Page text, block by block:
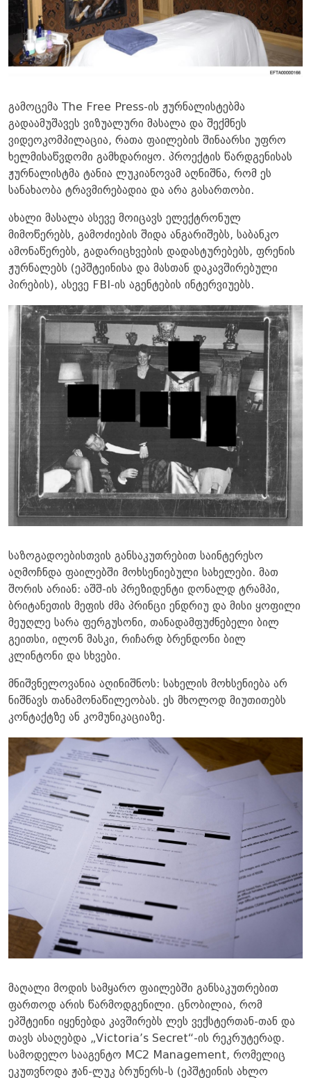
გამოცემა The Free Press-ის ჟურნალისტებმა
გადაამუშავეს ვიზუალური მასალა და შექმნეს
ვიდეოკომპილაცია, რათა ფაილების შინაარსი უფრო
ხელმისაწვდომი გამხდარიყო. პროექტის წარდგენისას
ჟურნალისტმა ტანია ლუკიანოვამ აღნიშნა, რომ ეს
სანახაობა ტრავმირებადია და არა გასართობი.
ახალი მასალა ასევე მოიცავს ელექტრონულ
მიმოწერებს, გამოძიების შიდა ანგარიშებს, საბანკო
ამონაწერებს, გადარიცხვების დადასტურებებს, ფრენის
ჟურნალებს (ეპშტეინისა და მასთან დაკავშირებული
პირების), ასევე FBI-ის აგენტების ინტერვიუებს.
საზოგადოებისთვის განსაკუთრებით საინტერესო
აღმოჩნდა ფაილებში მოხსენიებული სახელები. მათ
შორის არიან: აშშ-ის პრეზიდენტი დონალდ ტრამპი,
ბრიტანეთის მეფის ძმა პრინცი ენდრიუ და მისი ყოფილი
მეუღლე სარა ფერგუსონი, თანადამფუძნებელი ბილ
გეითსი, ილონ მასკი, რიჩარდ ბრენდონი ბილ
კლინტონი და სხვები.
მნიშვნელოვანია აღინიშნოს: სახელის მოხსენიება არ
ნიშნავს თანამონაწილეობას. ეს მხოლოდ მიუთითებს
კონტაქტზე ან კომუნიკაციაზე.
მაღალი მოდის სამყარო ფაილებში განსაკუთრებით
ფართოდ არის წარმოდგენილი. ცნობილია, რომ
ეპშტეინი იყენებდა კავშირებს ლეს ვექსტერთან-თან და
თავს ასაღებდა „Victoria’s Secret“-ის რეკრუტერად.
სამოდელო სააგენტო MC2 Management, რომელიც
ეკუთვნოდა ჟან-ლუკ ბრუნერს-ს (ეპშტეინის ახლო